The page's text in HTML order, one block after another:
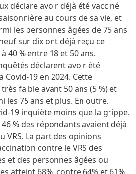
déclare avoir déjà été vacciné
au cours de sa vie, et
les personnes âgées de 75 ans
sur dix ont déjà reçu ce
40 % entre 18 et 50 ans.
déclarent avoir été
Covid-19 en 2024. Cette
faible avant 50 ans (5 %) et
les 75 ans et plus. En outre,
19 inquiète moins que la grippe.
46 % des répondants avaient déjà
VRS. La part des opinions
contre le VRS des
et des personnes âgées ou
atteint 68%, contre 64% et 61%